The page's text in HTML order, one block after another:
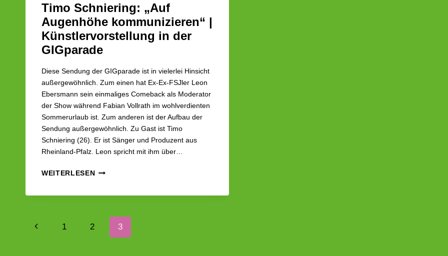
Timo Schniering: „Auf
Augenhöhe kommunizieren“ |
Künstlervorstellung in der
GIGparade
Diese Sendung der GIGparade ist in vielerlei Hinsicht
außergewöhnlich. Zum einen hat Ex-Ex-FSJler Leon
Ebersmann sein einmaliges Comeback als Moderator
der Show während Fabian Vollrath im wohlverdienten
Sommerurlaub ist. Zum anderen ist der Aufbau der
Sendung außergewöhnlich. Zu Gast ist Timo
Schniering (26). Er ist Sänger und Produzent aus
Rheinland-Pfalz. Leon spricht mit ihm über…
WEITERLESENTIMO
Seitennavigation
Vorherige
1 2 3